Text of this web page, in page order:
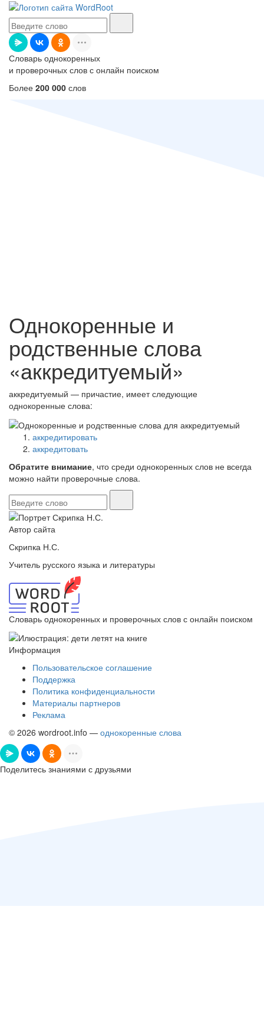
Словарь однокоренных
и проверочных слов с онлайн поиском
Более 200 000 слов
Однокоренные и
родственные слова
«аккредитуемый»
аккредитуемый — причастие, имеет следующие
однокоренные слова:
аккредитировать
аккредитовать
Обратите внимание, что среди однокоренных слов не всегда
можно найти проверочные слова.
Автор сайта
Скрипка Н.С.
Учитель русского языка и литературы
Словарь однокоренных и проверочных слов с онлайн поиском
Информация
Пользовательское соглашение
Поддержка
Политика конфиденциальности
Материалы партнеров
Реклама
© 2026 wordroot.info — однокоренные слова
Поделитесь знаниями с друзьями